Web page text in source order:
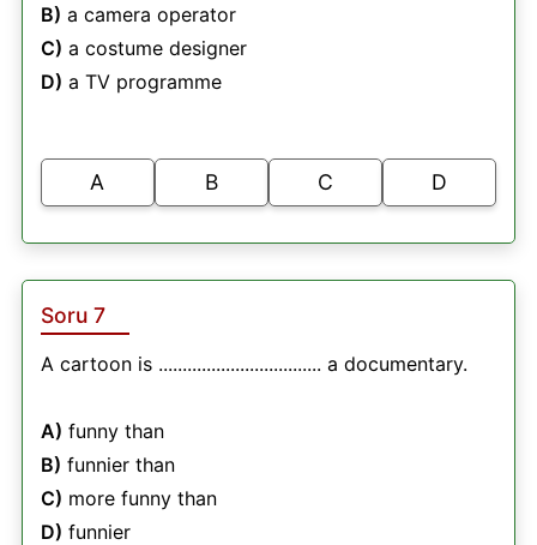
B) a camera operator
C) a costume designer
D) a TV programme
A B C D
Soru 7
A cartoon is .................................. a documentary.
A) funny than
B) funnier than
C) more funny than
D) funnier